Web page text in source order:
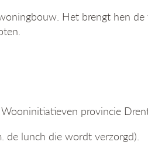
Het brengt hen
provincie
de lunch die wordt verzorgd).